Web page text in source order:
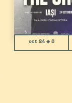
oct 24 ◆ 8